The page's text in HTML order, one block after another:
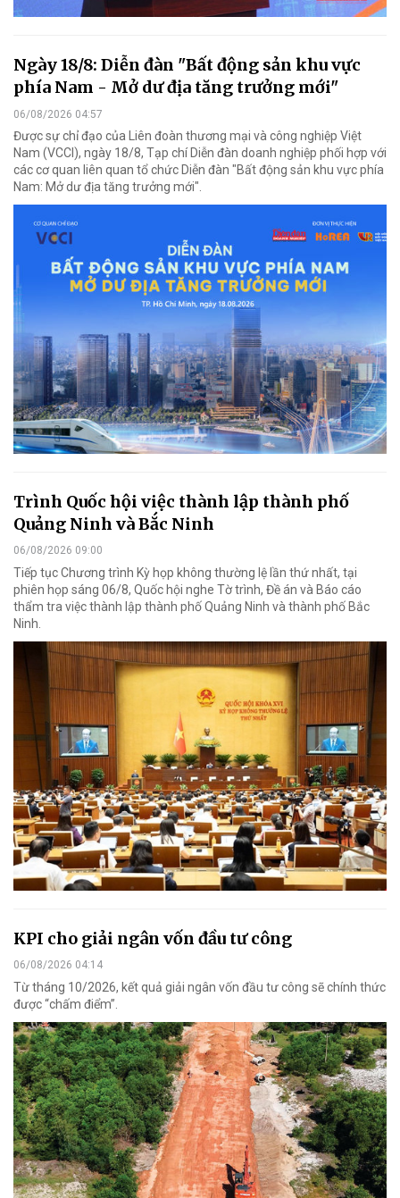
Ngày 18/8: Diễn đàn "Bất động sản khu vực
phía Nam - Mở dư địa tăng trưởng mới"
06/08/2026 04:57
Được sự chỉ đạo của Liên đoàn thương mại và công nghiệp Việt
Nam (VCCI), ngày 18/8, Tạp chí Diễn đàn doanh nghiệp phối hợp với
các cơ quan liên quan tổ chức Diễn đàn "Bất động sản khu vực phía
Nam: Mở dư địa tăng trưởng mới".
Trình Quốc hội việc thành lập thành phố
Quảng Ninh và Bắc Ninh
06/08/2026 09:00
Tiếp tục Chương trình Kỳ họp không thường lệ lần thứ nhất, tại
phiên họp sáng 06/8, Quốc hội nghe Tờ trình, Đề án và Báo cáo
thẩm tra việc thành lập thành phố Quảng Ninh và thành phố Bắc
Ninh.
KPI cho giải ngân vốn đầu tư công
06/08/2026 04:14
Từ tháng 10/2026, kết quả giải ngân vốn đầu tư công sẽ chính thức
được “chấm điểm”.